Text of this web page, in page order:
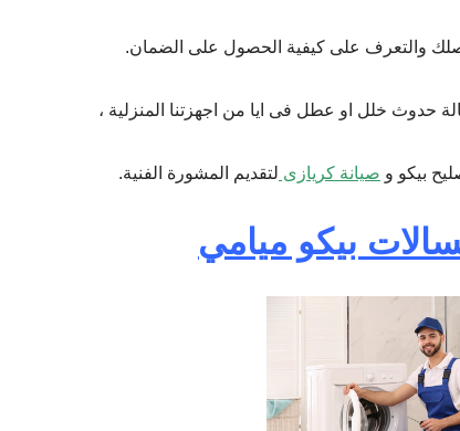
والتعرف على كيفية الحصول على الضمان.
حدوث خلل او عطل فى ايا من اجهزتنا المنزلية ،
بيكو و صيانة كريازى لتقديم المشورة الفنية.
بيكو ميامي